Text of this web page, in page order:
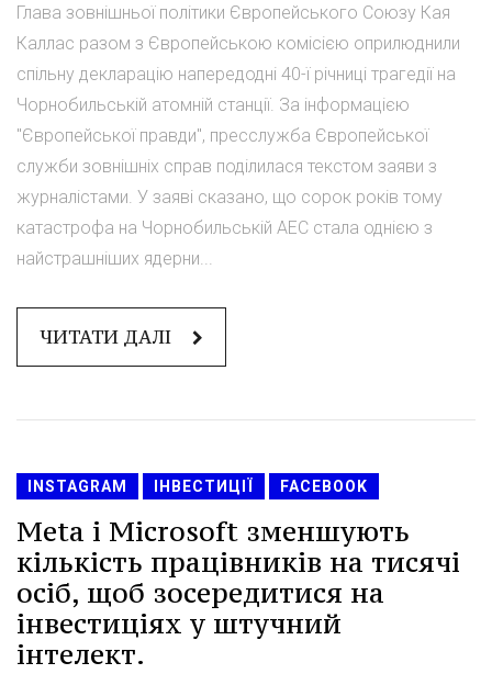
Глава зовнішньої політики Європейського Союзу Кая
Каллас разом з Європейською комісією оприлюднили
спільну декларацію напередодні 40-ї річниці трагедії на
Чорнобильській атомній станції. За інформацією
"Європейської правди", пресслужба Європейської
служби зовнішніх справ поділилася текстом заяви з
журналістами. У заяві сказано, що сорок років тому
катастрофа на Чорнобильській АЕС стала однією з
найстрашніших ядерни...
ЧИТАТИ ДАЛІ
INSTAGRAM ІНВЕСТИЦІЇ FACEBOOK
Meta і Microsoft зменшують
кількість працівників на тисячі
осіб, щоб зосередитися на
інвестиціях у штучний
інтелект.